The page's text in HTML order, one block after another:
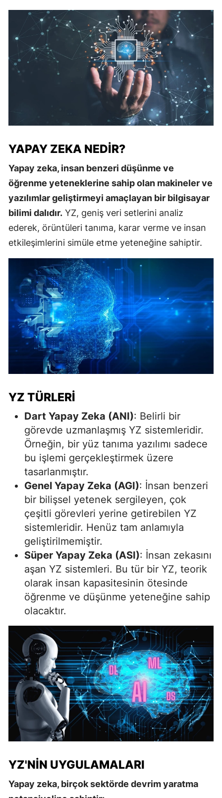
YAPAY ZEKA NEDIR?
Yapay zeka, insan benzeri düşünme ve
öğrenme yeteneklerine sahip olan makineler ve
yazılımlar geliştirmeyi amaçlayan bir bilgisayar
bilimi dalıdır. YZ, geniş veri setlerini analiz
ederek, örüntüleri tanıma, karar verme ve insan
etkileşimlerini simüle etme yeteneğine sahiptir.
YZ TÜRLERI
Dart Yapay Zeka (ANI): Belirli bir
görevde uzmanlaşmış YZ sistemleridir.
Örneğin, bir yüz tanıma yazılımı sadece
bu işlemi gerçekleştirmek üzere
tasarlanmıştır.
Genel Yapay Zeka (AGI): İnsan benzeri
bir bilişsel yetenek sergileyen, çok
çeşitli görevleri yerine getirebilen YZ
sistemleridir. Henüz tam anlamıyla
geliştirilmemiştir.
Süper Yapay Zeka (ASI): İnsan zekasını
aşan YZ sistemleri. Bu tür bir YZ, teorik
olarak insan kapasitesinin ötesinde
öğrenme ve düşünme yeteneğine sahip
olacaktır.
YZ'NIN UYGULAMALARI
Yapay zeka, birçok sektörde devrim yaratma